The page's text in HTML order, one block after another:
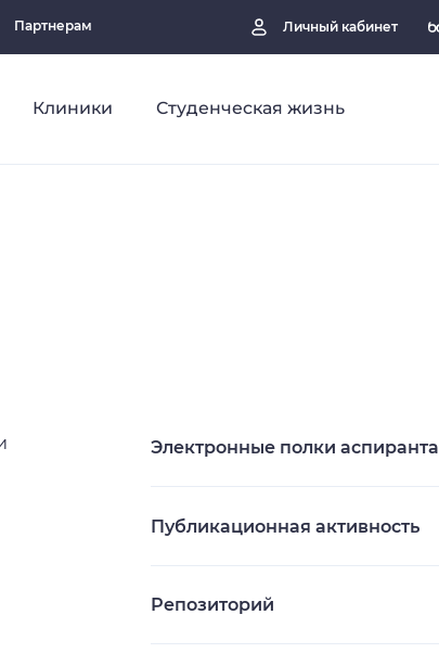
Партнерам Личный кабинет
Клиники Студенческая жизнь
Электронные полки аспиранта
Публикационная активность
Репозиторий